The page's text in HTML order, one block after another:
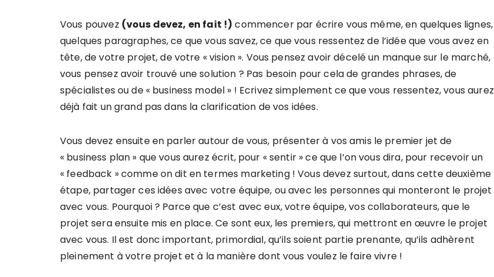
Vous pouvez (vous devez, en fait !) commencer par écrire vous même, en quelques lignes,
quelques paragraphes, ce que vous savez, ce que vous ressentez de l’idée que vous avez en
tête, de votre projet, de votre « vision ». Vous pensez avoir décelé un manque sur le marché,
vous pensez avoir trouvé une solution ? Pas besoin pour cela de grandes phrases, de
spécialistes ou de « business model » ! Ecrivez simplement ce que vous ressentez, vous aurez
déjà fait un grand pas dans la clarification de vos idées.
Vous devez ensuite en parler autour de vous, présenter à vos amis le premier jet de
« business plan » que vous aurez écrit, pour « sentir » ce que l’on vous dira, pour recevoir un
« feedback » comme on dit en termes marketing ! Vous devez surtout, dans cette deuxième
étape, partager ces idées avec votre équipe, ou avec les personnes qui monteront le projet
avec vous. Pourquoi ? Parce que c’est avec eux, votre équipe, vos collaborateurs, que le
projet sera ensuite mis en place. Ce sont eux, les premiers, qui mettront en œuvre le projet
avec vous. Il est donc important, primordial, qu’ils soient partie prenante, qu’ils adhèrent
pleinement à votre projet et à la manière dont vous voulez le faire vivre !